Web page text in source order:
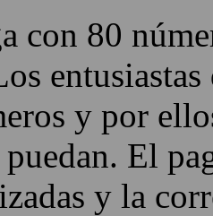
con 80
y por
El
y la